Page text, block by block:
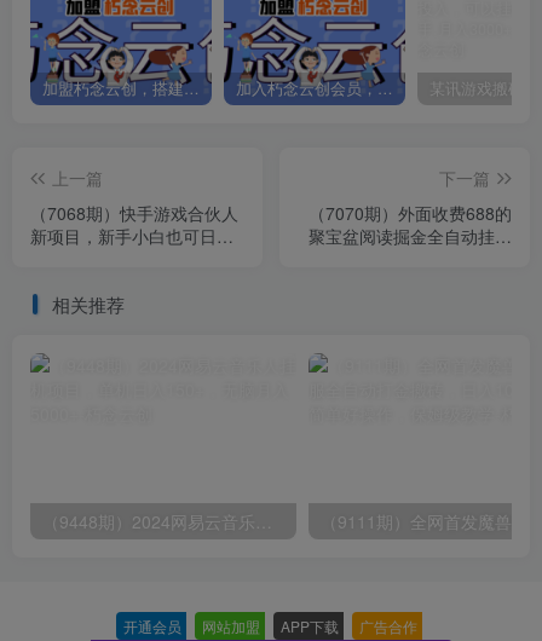
加盟朽念云创，搭建同款项目资源站，实现日入2000+ 加入朽念云创会员，全站资源免费学习。
上一篇
（7068期）快手游戏合伙人
新项目，新手小白也可日入
下一篇
（7070期）外面收费688的
聚宝盆阅读掘金全自动挂机
相关推荐
开通会员 网站加盟 APP下载 广告合作